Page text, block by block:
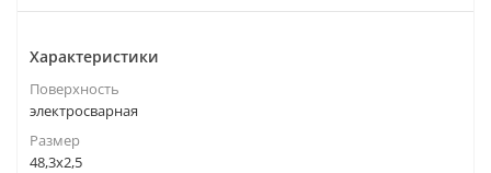
Характеристики
Поверхность
электросварная
Размер
48,3х2,5